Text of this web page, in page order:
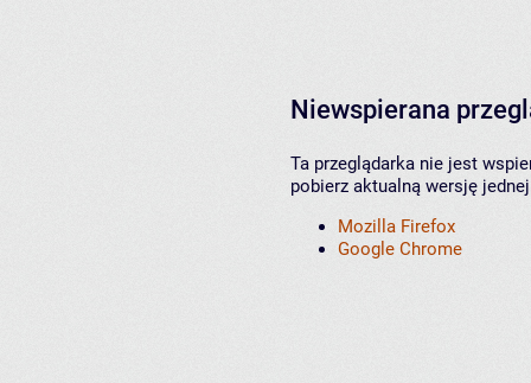
Niewspierana
Ta przeglądarka nie jest
pobierz aktualną wersję
Mozilla Firefox
Google Chrome